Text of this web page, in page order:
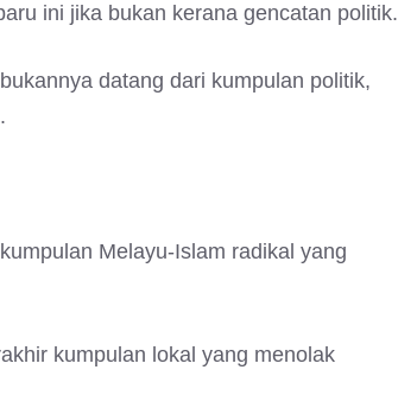
ini jika bukan kerana gencatan politik.
datang dari kumpulan politik,
Melayu-Islam radikal yang
kumpulan lokal yang menolak